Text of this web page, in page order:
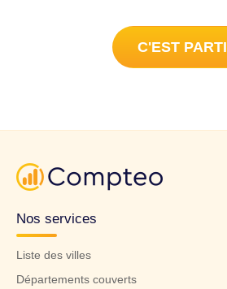
C'EST PARTI
Nos services
Liste des villes
Départements couverts